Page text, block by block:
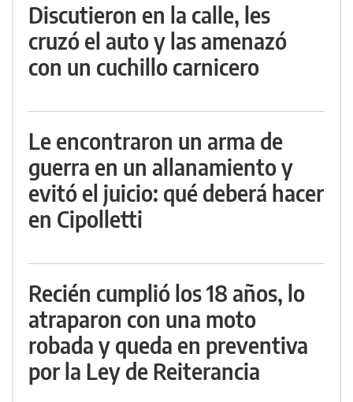
Discutieron en la calle, les
cruzó el auto y las amenazó
con un cuchillo carnicero
Le encontraron un arma de
guerra en un allanamiento y
evitó el juicio: qué deberá hacer
en Cipolletti
Recién cumplió los 18 años, lo
atraparon con una moto
robada y queda en preventiva
por la Ley de Reiterancia